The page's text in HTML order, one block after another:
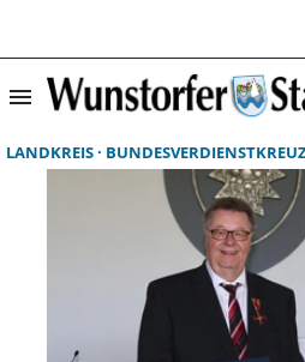
menu
LANDKREIS